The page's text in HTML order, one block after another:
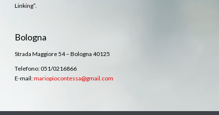
Linking”.
Bologna
Strada Maggiore 54 – Bologna 40125
Telefono: 051/0216866
E-mail:mariopiocontessa@gmail.com